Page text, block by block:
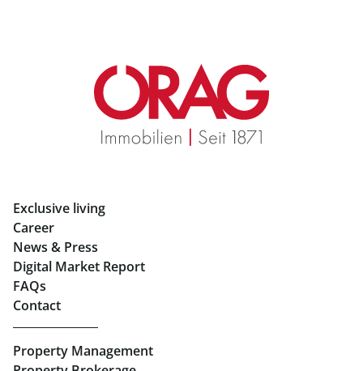
Real Estate in Graz
Rent Apartments in Graz
Eigentumswohnungen Graz
Retail in Salzburg
Real Estate in Linz
Buy Apartments in Linz
Retail in Linz
Exclusive living
Career
News & Press
Digital Market Report
FAQs
Contact
Property Management